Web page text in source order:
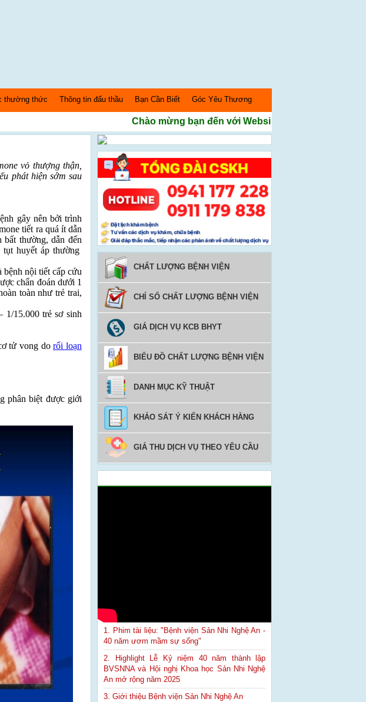
thường thức Thông tin đấu thầu Bạn Cần Biết Góc Yêu Thương
Chào mừng bạn đến với Website Bệnh Viện Sản nhi
vỏ thượng thận,
phát hiện sớm sau
gây nên bởi trình
tiết ra quá ít dẫn
bất thường, dẫn đến
huyết áp thường
bệnh nội tiết cấp cứu
chẩn đoán dưới 1
toàn như trẻ trai,
1/15.000 trẻ sơ sinh
tử vong dorối loạn
phân biệt được giới
CHẤT LƯỢNG BỆNH VIỆN
CHỈ SỐ CHẤT LƯỢNG BỆNH VIỆN
GIÁ DỊCH VỤ KCB BHYT
BIỂU ĐỒ CHẤT LƯỢNG BỆNH VIỆN
DANH MỤC KỸ THUẬT
KHẢO SÁT Ý KIẾN KHÁCH HÀNG
GIÁ THU DỊCH VỤ THEO YÊU CẦU
1. Phim tài liệu: "Bệnh viện Sản Nhi Nghệ An -
40 năm ươm mầm sự sống"
2. Highlight Lễ Kỷ niệm 40 năm thành lập
BVSNNA và Hội nghị Khoa học Sản Nhi Nghệ
An mở rộng năm 2025
3. Giới thiệu Bệnh viện Sản Nhi Nghệ An